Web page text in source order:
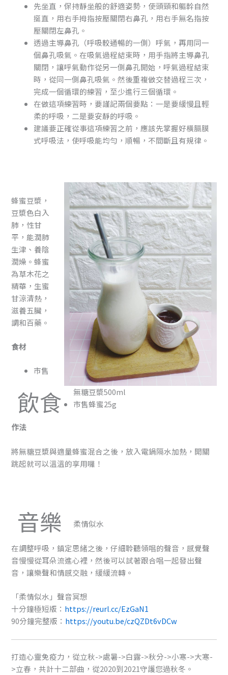
先坐直，保持靜坐般的舒適姿勢，使頭頸和軀幹自然
挺直，用右手拇指按壓關閉右鼻孔，用右手無名指按
壓關閉左鼻孔。
透過主導鼻孔（呼吸較通暢的一側）呼氣，再用同一
個鼻孔吸氣。在吸氣過程結束時，用手指將主導鼻孔
關閉，讓呼氣動作從另一側鼻孔開始，呼氣過程結束
時，從同一側鼻孔吸氣。然後重複做交替過程三次，
完成一個循環的練習，至少進行三個循環。
在做這項練習時，要謹記兩個要點：一是要緩慢且輕
柔的呼吸，二是要安靜的呼吸。
建議要正確從事這項練習之前，應該先掌握好橫膈膜
式呼吸法，使呼吸能均勻，順暢，不間斷且有規律。
飲食
蜂蜜豆漿，
豆漿色白入
肺，性甘
平，能潤肺
生津、養陰
潤燥。蜂蜜
為草木花之
精華，生蜜
甘涼清熱，
滋養五臟，
調和百藥。
食材
市售
無糖豆漿500ml
市售蜂蜜25g
作法
將無糖豆漿與適量蜂蜜混合之後，放入電鍋隔水加熱，開關
跳起就可以溫溫的享用囉！
音樂 柔情似水
在調整呼吸，鎮定思緒之後，仔細聆聽領唱的聲音，感覺聲
音慢慢從耳朵流進心裡，然後可以試著跟合唱一起發出聲
音，讓樂聲和情感交融，緩緩流轉。
「柔情似水」聲音冥想
十分鐘極短版： https://reurl.cc/EzGaN1
90分鐘完整版： https://youtu.be/czQZDt6vDCw
打造心靈免疫力，從立秋->處暑->白露->秋分->小寒->大寒-
>立春，共計十二部曲，從2020到2021守護您過秋冬。